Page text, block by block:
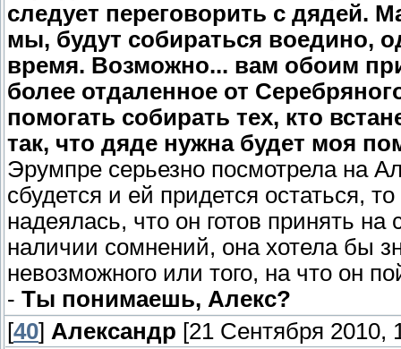
следует переговорить с дядей.
мы, будут собираться воедино,
время. Возможно... вам обоим
более отдаленное от
помогать собирать тех, кто
так, что дяде нужна будет моя
Эрумпре серьезно посмотрела на
сбудется и ей придется остаться,
надеялась, что он готов принять
наличии сомнений, она хотела бы
невозможного или того, на что он
- Ты понимаешь, Алекс?
[40] Александр [21 Сентября 2010,